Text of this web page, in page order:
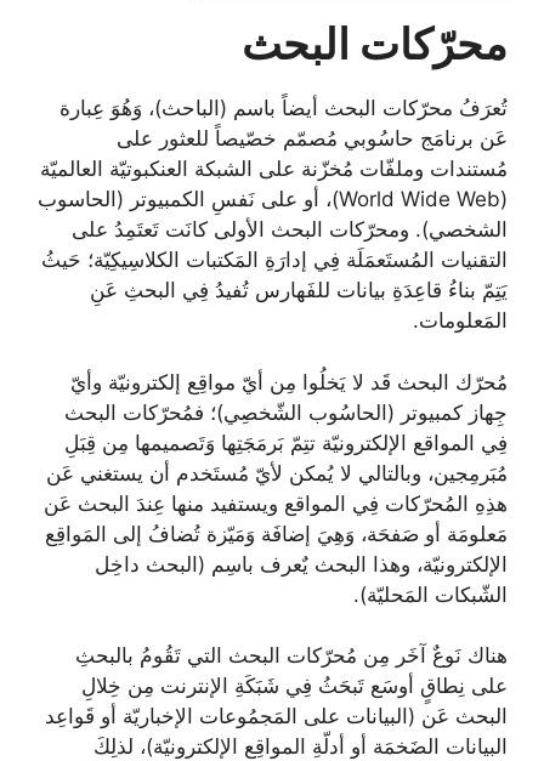
محرّكات البحث
تُعرَفُ محرّكات البحث أيضاً باسم (الباحث)، وَهُوَ عِبارة
عَن برنامَج حاسُوبي مُصمّم خصّيصاً للعثور على
مُستندات وملفّات مُخزّنة على الشبكة العنكبوتيّة العالميّة
(World Wide Web)، أو على نَفسِ الكمبيوتر (الحاسوب
الشخصي). ومحرّكات البحث الأولى كانَت تَعتَمِدُ على
التقنيات المُستَعمَلَة فِي إدارَةِ المَكتبات الكلاسِيكِيّة؛ حَيثُ
يَتِمّ بناءُ قاعِدَةِ بيانات للفَهارس تُفيدُ فِي البحثِ عَنِ
المَعلومات.
مُحرّك البحث قَد لا يَخلُوا مِن أيّ مواقِع إلكترونيّة وأيّ
جِهاز كمبيوتر (الحاسُوب الشّخصِي)؛ فمُحرّكات البحث
فِي المواقع الإلكترونيّة تتِمّ بَرمَجَتِها وَتَصميمها مِن قِبَلِ
مُبَرمِجين، وبالتالي لا يُمكن لأيّ مُستَخدم أن يستغني عَن
هذِهِ المُحرّكات فِي المواقع ويستفيد منها عِندَ البحث عَن
مَعلومَة أو صَفحَة، وَهِيَ إضافَة وَمَيّزة تُضافُ إلى المَواقِع
الإلكترونيّة، وهذا البحث يٌعرف باسِم (البحث داخِل
الشّبكات المَحليّة).
هناك نَوعٌ آخَر مِن مُحرّكات البحث التي تَقُومُ بالبحثِ
على نِطاقٍ أوسَع تَبحَثُ فِي شَبَكَةِ الإنترنت مِن خِلالِ
البحث عَن (البيانات على المَجمُوعات الإخباريّة أو قَواعِد
البيانات الضَخمَة أو أدلّةِ المواقِع الإلكترونيّة)، لذلِكَ